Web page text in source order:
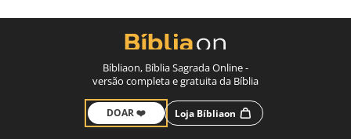
Bíbliaon, Bíblia Sagrada Online -
versão completa e gratuita da Bíblia
DOAR ❤️ Loja Bíbliaon